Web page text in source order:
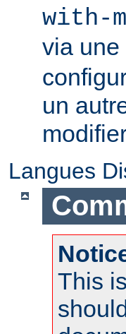
with-
via une
un
Langues
This